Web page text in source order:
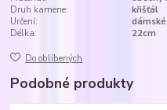
Druh kamene:
křišťál
Určení:
dámské
Délka:
22cm
Do oblíbených
Podobné produkty